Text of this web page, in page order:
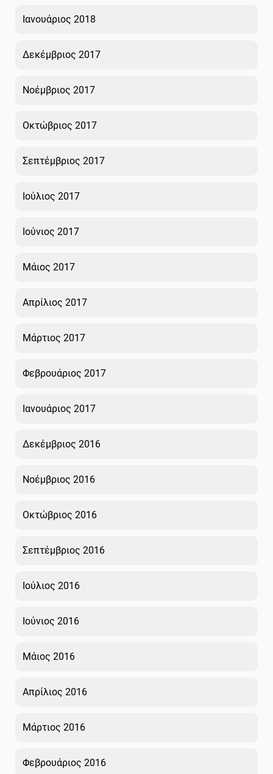
Ιανουάριος 2018
Δεκέμβριος 2017
Νοέμβριος 2017
Οκτώβριος 2017
Σεπτέμβριος 2017
Ιούλιος 2017
Ιούνιος 2017
Μάιος 2017
Απρίλιος 2017
Μάρτιος 2017
Φεβρουάριος 2017
Ιανουάριος 2017
Δεκέμβριος 2016
Νοέμβριος 2016
Οκτώβριος 2016
Σεπτέμβριος 2016
Ιούλιος 2016
Ιούνιος 2016
Μάιος 2016
Απρίλιος 2016
Μάρτιος 2016
Φεβρουάριος 2016